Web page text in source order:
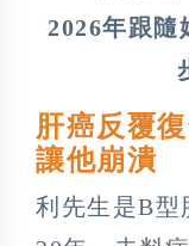
2026年跟隨
肝癌反覆
讓他崩潰
利先生是B型